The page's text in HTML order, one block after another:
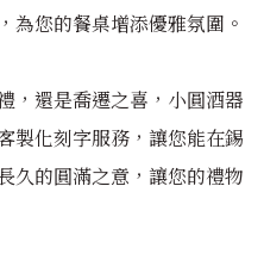
為您的餐桌增添優雅氛圍。
，還是喬遷之喜，小圓酒器
製化刻字服務，讓您能在錫
久的圓滿之意，讓您的禮物